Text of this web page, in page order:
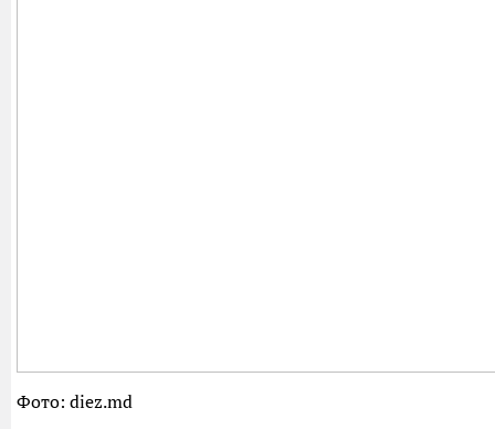
Фото: diez.md